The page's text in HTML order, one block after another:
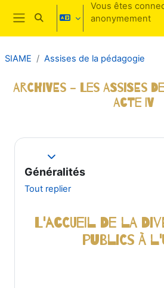
Passer au contenu principal
Panneau latéral
Activer/désactiver la saisie de
Vous êtes
anonymement
SIAME Assises de la pédagogie
Archives - Les Assises
Acte IV
Résumé de section
Replier
Généralités
Tout replier
L'accueil de la
publics à